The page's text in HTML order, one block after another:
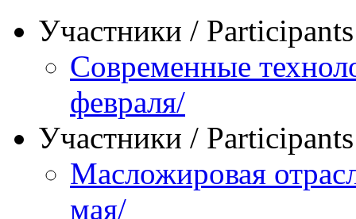
Участники /
Современные
февраля/
Участники /
Масложировая
мая/